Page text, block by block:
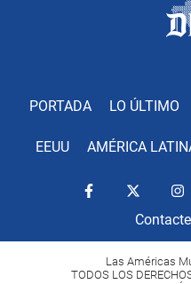
PORTADA LO ÚLTIMO
EEUU AMÉRICA
Las Américas
TODOS LOS